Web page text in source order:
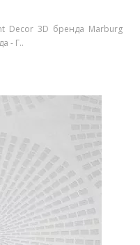
Decor 3D бренда Marburg
- Г..